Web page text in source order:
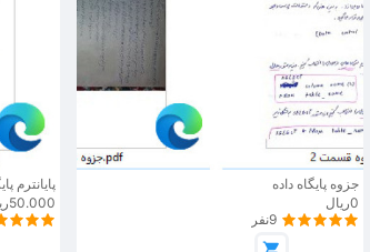
جزوه پایگاه داده
0ریال
9نفر
پایانترم
50.000ریال